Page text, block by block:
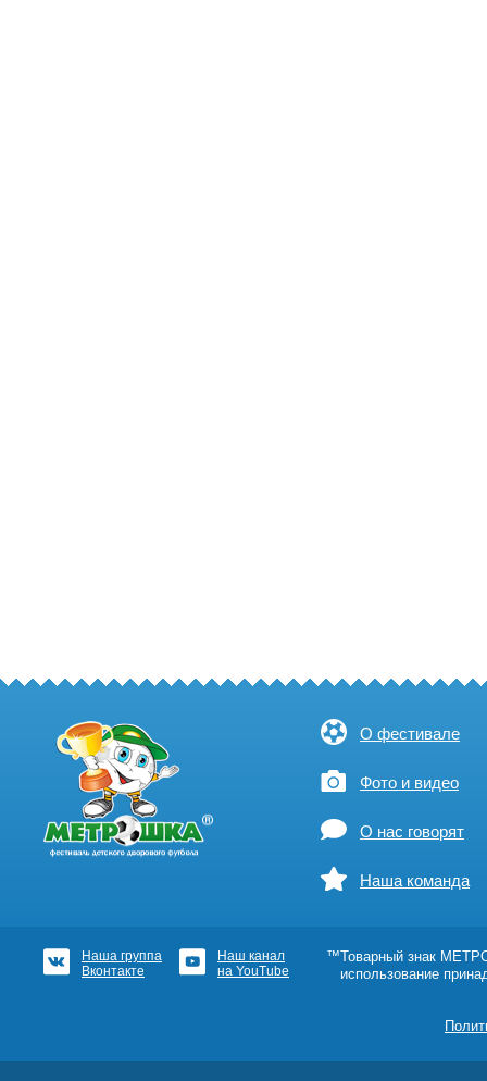
О фестивале
Фото и видео
О нас говорят
Наша команда
Наша группа
Вконтакте
Наш канал
на YouTube
™Товарный знак
использование